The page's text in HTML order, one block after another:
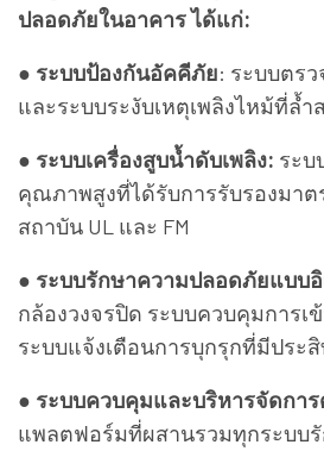
ปลอดภัยในอาคาร ได้แก่:
● ระบบป้องกันอัคคีภัย: ระบบตร
และระบบระงับเหตุเพลิงไหม้ที่ล้ำ
● ระบบเครื่องสูบน้ำดับเพลิง: ระบ
คุณภาพสูงที่ได้รับการรับรองมาต
สถาบัน UL และ FM
● ระบบรักษาความปลอดภัยแบบ
กล้องวงจรปิด ระบบควบคุมการเ
ระบบแจ้งเตือนการบุกรุกที่มีประ
● ระบบควบคุมและบริหารจัดกา
แพลตฟอร์มที่ผสานรวมทุกระบบ